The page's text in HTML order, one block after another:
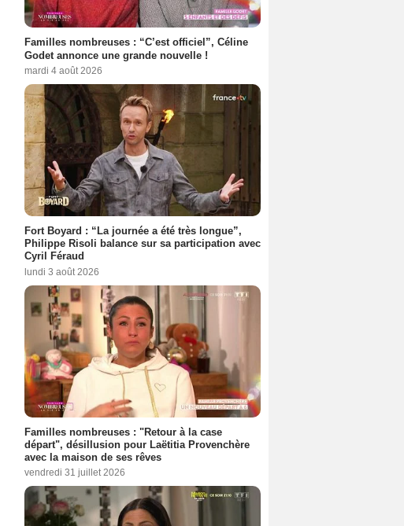
Familles nombreuses : “C’est officiel”, Céline
Godet annonce une grande nouvelle !
mardi 4 août 2026
Fort Boyard : “La journée a été très longue”,
Philippe Risoli balance sur sa participation avec
Cyril Féraud
lundi 3 août 2026
Familles nombreuses : "Retour à la case
départ", désillusion pour Laëtitia Provenchère
avec la maison de ses rêves
vendredi 31 juillet 2026